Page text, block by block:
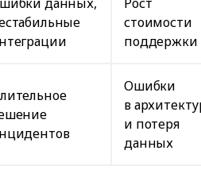
стоимости
поддержки
Ошибки
в
и потеря
данных